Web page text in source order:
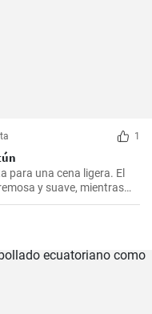
1
para una cena ligera. El
y suave, mientras
Suele servirse fría,